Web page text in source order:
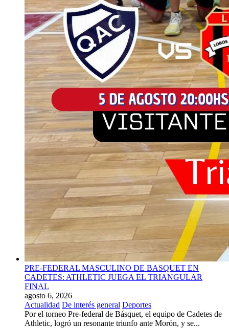
PRE-FEDERAL MASCULINO DE BASQUET EN
CADETES: ATHLETIC JUEGA EL TRIANGULAR
FINAL
agosto 6, 2026
Actualidad De interés general Deportes
Por el torneo Pre-federal de Básquet, el equipo de Cadetes de
Athletic, logró un resonante triunfo ante Morón, y se...